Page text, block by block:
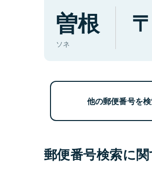
曽根
ソネ
他の郵便番号を
郵便番号検索に